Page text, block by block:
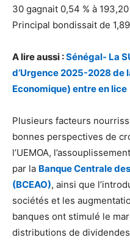
30 gagnait 0,54 % à
Principal bondissait de
A lire aussi :Sénégal- La
d’Urgence 2025-2028 de
Economique) entre en lice
Plusieurs facteurs
bonnes perspectives de
l’UEMOA,
par la Banque Centrale
(BCEAO), ainsi que
sociétés et les
banques ont stimulé le
distributions de